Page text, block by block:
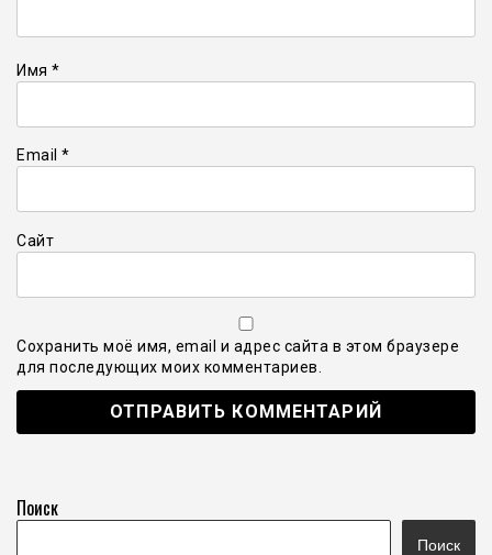
Имя *
Email *
Сайт
Сохранить моё имя, email и адрес сайта в этом браузере
для последующих моих комментариев.
Поиск
Поиск